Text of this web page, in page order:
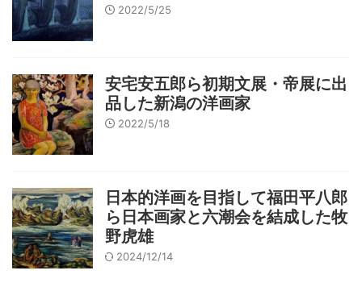
2022/5/25
安宅安五郎ら初期文展・帝展に出
品した新潟の洋画家
2022/5/18
日本的洋画を目指して福田平八郎
ら日本画家と六潮会を結成した牧
野虎雄
2024/12/14